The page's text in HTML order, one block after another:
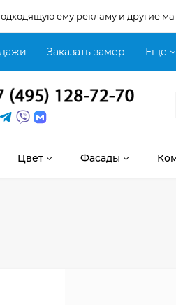
ему рекламу и другие
Заказать замер Еще
Цвет Фасады